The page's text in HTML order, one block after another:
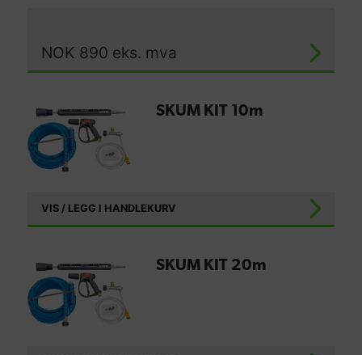
NOK 890 eks. mva
SKUM KIT 10m
VIS / LEGG I HANDLEKURV
SKUM KIT 20m